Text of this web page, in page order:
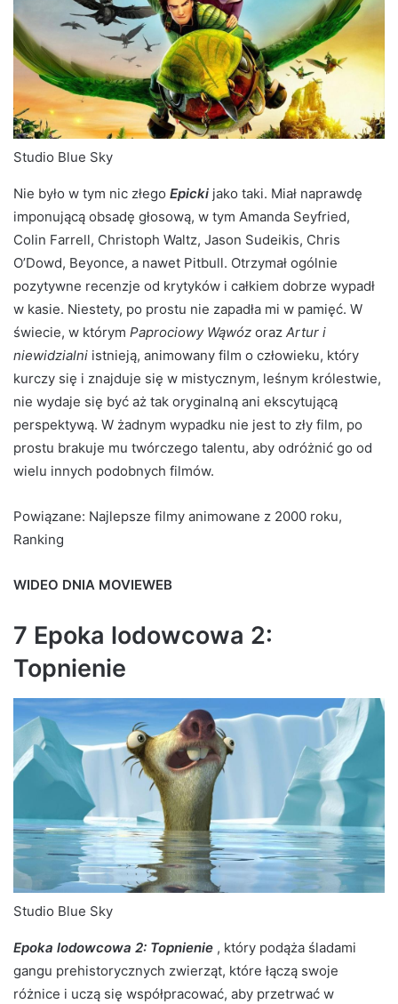
Studio Blue Sky
Nie było w tym nic złego Epicki jako taki. Miał naprawdę
imponującą obsadę głosową, w tym Amanda Seyfried,
Colin Farrell, Christoph Waltz, Jason Sudeikis, Chris
O’Dowd, Beyonce, a nawet Pitbull. Otrzymał ogólnie
pozytywne recenzje od krytyków i całkiem dobrze wypadł
w kasie. Niestety, po prostu nie zapadła mi w pamięć. W
świecie, w którym Paprociowy Wąwóz oraz Artur i
niewidzialni istnieją, animowany film o człowieku, który
kurczy się i znajduje się w mistycznym, leśnym królestwie,
nie wydaje się być aż tak oryginalną ani ekscytującą
perspektywą. W żadnym wypadku nie jest to zły film, po
prostu brakuje mu twórczego talentu, aby odróżnić go od
wielu innych podobnych filmów.
Powiązane: Najlepsze filmy animowane z 2000 roku,
Ranking
WIDEO DNIA MOVIEWEB
7 Epoka lodowcowa 2:
Topnienie
Studio Blue Sky
Epoka lodowcowa 2: Topnienie , który podąża śladami
gangu prehistorycznych zwierząt, które łączą swoje
różnice i uczą się współpracować, aby przetrwać w